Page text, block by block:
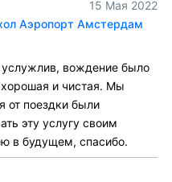
15 Мая 2022
Аэропорт Амстердам
вождение было
и чистая. Мы
от поездки были
эту услугу своим
в будущем, спасибо.